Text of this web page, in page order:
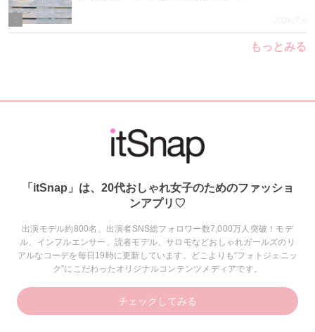
2026.7.6
もっとみる
「itSnap」は、20代おしゃれ女子のためのファッショ
ンアプリ♡
出演モデル約800名、出演者SNS総フォロワー数7,000万人突破！モデ
ル、インフルエンサー、読者モデル、サロモなどおしゃれガールズのリ
アルなコーデを毎日19時に更新しています。どこよりも“フォトジェニッ
ク”にこだわったオリジナルコンテンツメディアです。
チェックしてみる